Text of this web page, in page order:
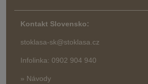
Kontakt Slovensko:
stoklasa-sk@stoklasa.cz
Infolinka: 0902 904 940
» Návody